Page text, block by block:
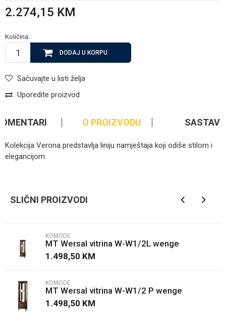
2.274,15 KM
Količina:
DODAJ U KORPU
Sačuvajte u listi želja
Uporedite proizvod
O PROIZVODU SASTAV
Kolekcija Verona predstavlja liniju namještaja koji odiše stilom i
elegancijom.
Poruka
SLIČNI PROIZVODI
KOMODE
MT Wersal vitrina W-W1/2L wenge
1.498,50 KM
KOMODE
MT Wersal vitrina W-W1/2 P wenge
1.498,50 KM